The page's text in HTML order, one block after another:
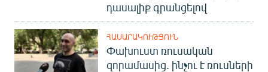
ՀԵՏԵՎԵՔ ՄԵԶ
դասալիք գրանցելով
ՀԱՍԱՐԱԿՈՒԹՅՈՒՆ
Փախուստ ռուսական
զորամասից. ինչու է ռուսների